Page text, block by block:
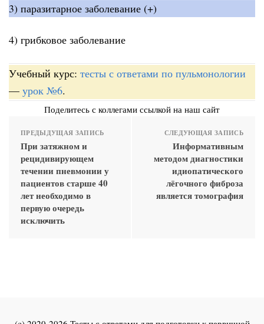
3) паразитарное заболевание (+)
4) грибковое заболевание
Учебный курс: тесты с ответами по пульмонологии
— урок №6.
Поделитесь с коллегами ссылкой на наш сайт
ПРЕДЫДУЩАЯ ЗАПИСЬ
При затяжном и
рецидивирующем
течении пневмонии у
пациентов старше 40
лет необходимо в
первую очередь
исключить
СЛЕДУЮЩАЯ ЗАПИСЬ
Информативным
методом диагностики
идиопатического
лёгочного фиброза
является томография